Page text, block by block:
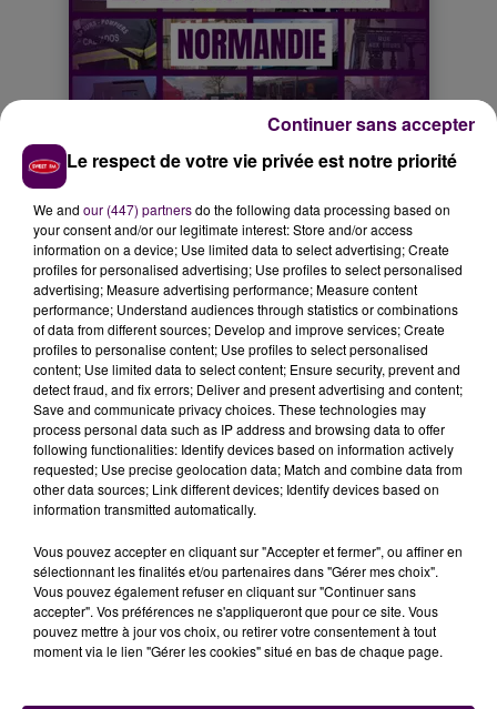
Le respect de votre vie privée est notre priorité
We and our (447) partnersdo the following data processing based on
your consent and/or our legitimate interest: Store and/or access
information on a device; Use limited data to select advertising; Create
profiles for personalised advertising; Use profiles to select personalised
advertising; Measure advertising performance; Measure content
performance; Understand audiences through statistics or combinations
of data from different sources; Develop and improve services; Create
profiles to personalise content; Use profiles to select personalised
content; Use limited data to select content; Ensure security, prevent and
detect fraud, and fix errors; Deliver and present advertising and content;
Save and communicate privacy choices. These technologies may
process personal data such as IP address and browsing data to offer
following functionalities: Identify devices based on information actively
requested; Use precise geolocation data; Match and combine data from
other data sources; Link different devices; Identify devices based on
information transmitted automatically.
Vous pouvez accepter en cliquant sur "Accepter et fermer", ou affiner en
sélectionnant les finalités et/ou partenaires dans "Gérer mes choix".
Vous pouvez également refuser en cliquant sur "Continuer sans
accepter". Vos préférences ne s'appliqueront que pour ce site. Vous
pouvez mettre à jour vos choix, ou retirer votre consentement à tout
moment via le lien "Gérer les cookies" situé en bas de chaque page.
Continuer sans accepter